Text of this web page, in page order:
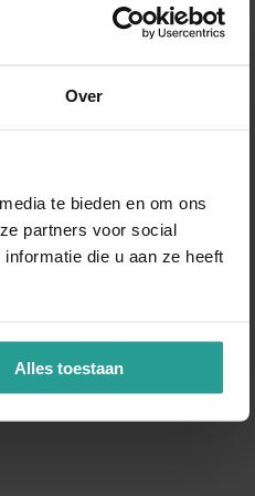
Over
te bieden en om ons
partners voor social
die u aan ze heeft
Alles toestaan